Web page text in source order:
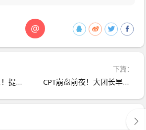
@
“有鱼生活”即将崩盘！提现失败、贡献金清零……
下篇：
CPT崩盘前夜！大团长早已抽身，只剩“日化收益”信徒在等暴富神话